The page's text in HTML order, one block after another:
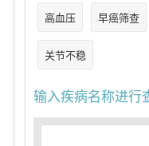
高血压 早癌筛查
关节不稳
输入疾病名称进行